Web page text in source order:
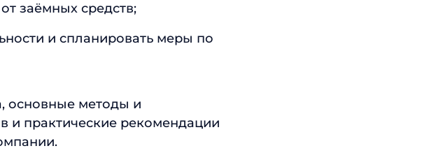
заёмных средств;
и спланировать меры по
основные методы и
и практические рекомендации